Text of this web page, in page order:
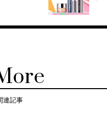
連記事